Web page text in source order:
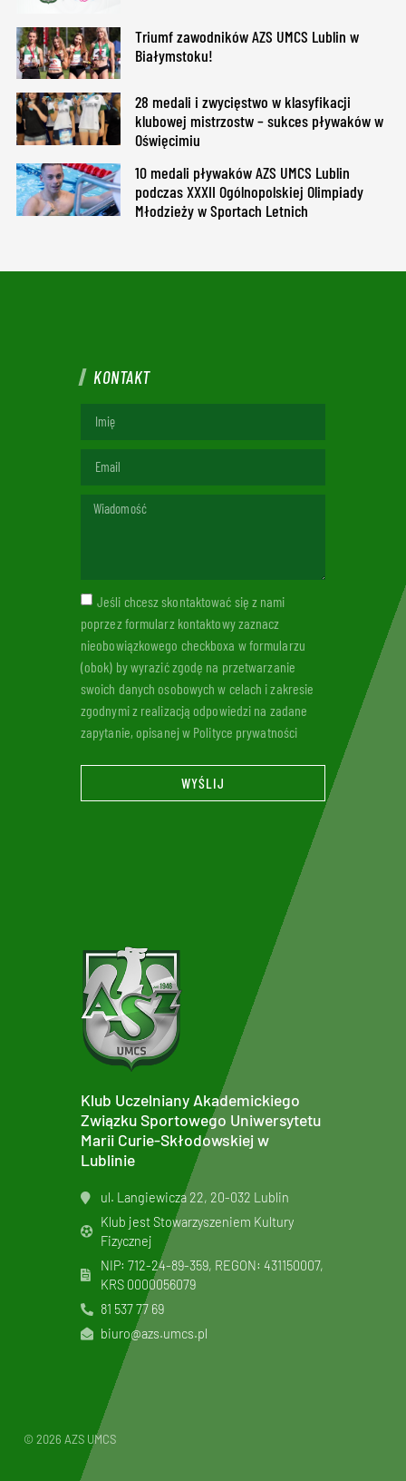
Triumf zawodników AZS UMCS Lublin w
Białymstoku!
28 medali i zwycięstwo w klasyfikacji
klubowej mistrzostw – sukces pływaków w
Oświęcimiu
10 medali pływaków AZS UMCS Lublin
podczas XXXII Ogólnopolskiej Olimpiady
Młodzieży w Sportach Letnich
KONTAKT
Jeśli chcesz skontaktować się z nami
poprzez formularz kontaktowy zaznacz
nieobowiązkowego checkboxa w formularzu
(obok) by wyrazić zgodę na przetwarzanie
swoich danych osobowych w celach i zakresie
zgodnymi z realizacją odpowiedzi na zadane
zapytanie, opisanej w Polityce prywatności
WYŚLIJ
Klub Uczelniany Akademickiego
Związku Sportowego Uniwersytetu
Marii Curie-Skłodowskiej w
Lublinie
ul. Langiewicza 22, 20-032 Lublin
Klub jest Stowarzyszeniem Kultury
Fizycznej
NIP: 712-24-89-359, REGON: 431150007,
KRS 0000056079
81 537 77 69
biuro@azs.umcs.pl
© 2026 AZS UMCS